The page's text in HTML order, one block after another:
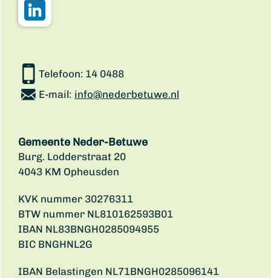
Telefoon: 14 0488
E-mail: info@nederbetuwe.nl
Gemeente Neder-Betuwe
Burg. Lodderstraat 20
4043 KM Opheusden
KVK nummer 30276311
BTW nummer NL810162593B01
IBAN NL83BNGH0285094955
BIC BNGHNL2G
IBAN Belastingen NL71BNGH0285096141